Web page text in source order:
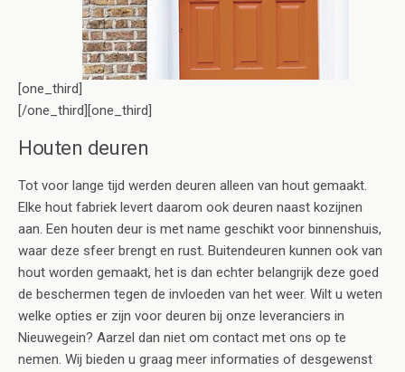
[one_third]
[/one_third][one_third]
Houten deuren
Tot voor lange tijd werden deuren alleen van hout gemaakt.
Elke hout fabriek levert daarom ook deuren naast kozijnen
aan. Een houten deur is met name geschikt voor binnenshuis,
waar deze sfeer brengt en rust. Buitendeuren kunnen ook van
hout worden gemaakt, het is dan echter belangrijk deze goed
de beschermen tegen de invloeden van het weer. Wilt u weten
welke opties er zijn voor deuren bij onze leveranciers in
Nieuwegein? Aarzel dan niet om contact met ons op te
nemen. Wij bieden u graag meer informaties of desgewenst